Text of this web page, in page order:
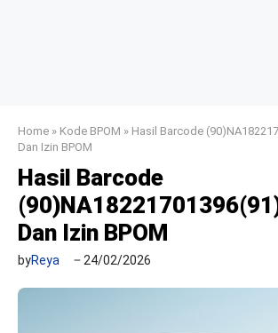
Home » Kode BPOM » Hasil Barcode
Dan Izin BPOM
Hasil Barcode
Dan Izin BPOM
byReya 24/02/2026